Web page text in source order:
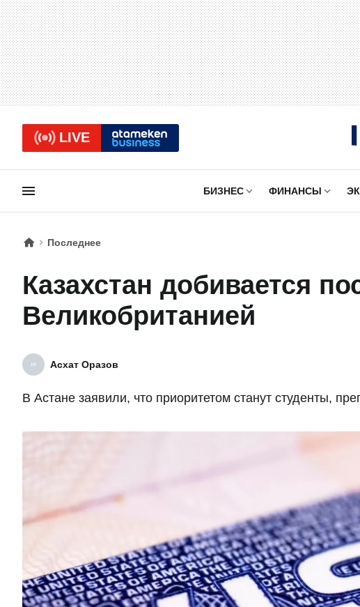
LIVE
БИЗНЕС ФИНАНСЫ
Последнее
Казахстан добивается
Великобританией
Асхат Оразов
В Астане заявили, что приоритетом станут студенты,